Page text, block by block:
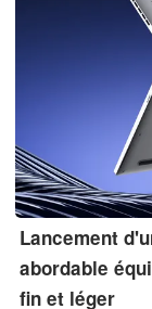
Lancement
abordable
fin et léger